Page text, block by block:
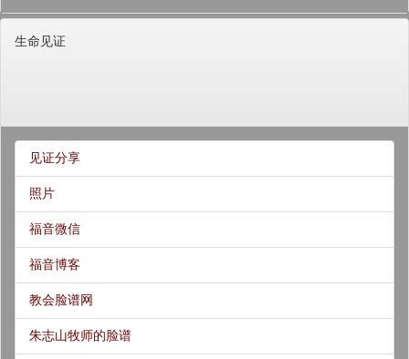
生命见证
见证分享
照片
福音微信
福音博客
教会脸谱网
朱志山牧师的脸谱